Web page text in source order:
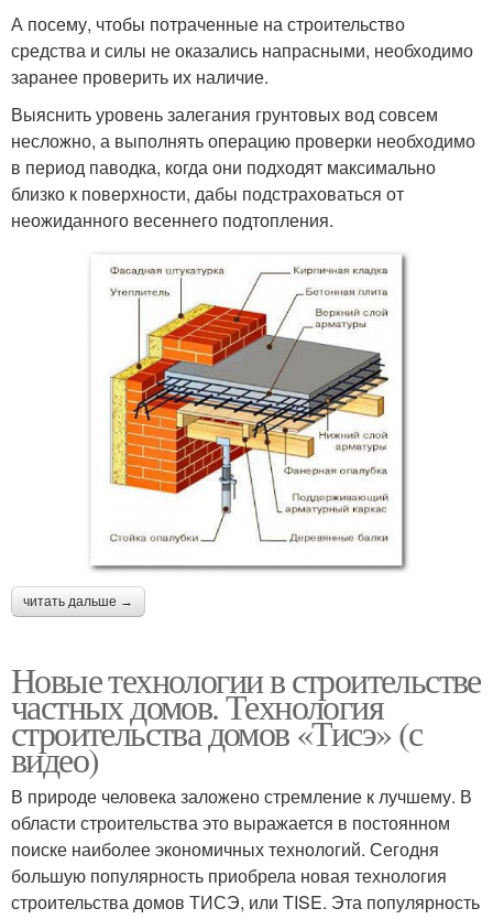
А посему, чтобы потраченные на строительство
средства и силы не оказались напрасными, необходимо
заранее проверить их наличие.
Выяснить уровень залегания грунтовых вод совсем
несложно, а выполнять операцию проверки необходимо
в период паводка, когда они подходят максимально
близко к поверхности, дабы подстраховаться от
неожиданного весеннего подтопления.
читать дальше →
Новые технологии в строительстве
частных домов. Технология
строительства домов «Тисэ» (с
видео)
В природе человека заложено стремление к лучшему. В
области строительства это выражается в постоянном
поиске наиболее экономичных технологий. Сегодня
большую популярность приобрела новая технология
строительства домов ТИСЭ, или TISE. Эта популярность